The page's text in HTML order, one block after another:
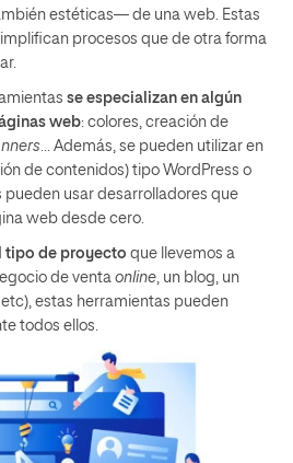
estéticas— de una web. Estas
procesos que de otra forma
se especializan en algún
web: colores, creación de
… Además, se pueden utilizar en
de contenidos) tipo WordPress o
usar desarrolladores que
web desde cero.
tipo de proyecto que llevemos a
de venta online , un blog, un
estas herramientas pueden
todos ellos.